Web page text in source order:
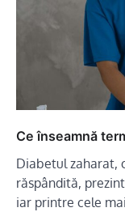
Ce înseamnă
Diabetul zaharat,
răspândită,
iar printre cele